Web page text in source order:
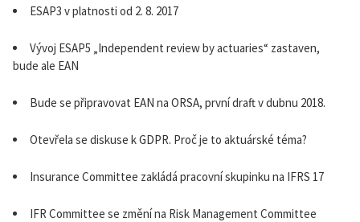
ESAP3 v platnosti od 2. 8. 2017
Vývoj ESAP5 „Independent review by actuaries“ zastaven,
bude ale EAN
Bude se připravovat EAN na ORSA, první draft v dubnu 2018.
Otevřela se diskuse k GDPR. Proč je to aktuárské téma?
Insurance Committee zakládá pracovní skupinku na IFRS 17
IFR Committee se změní na Risk Management Committee